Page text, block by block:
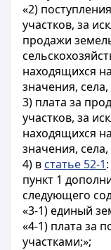
«2)
участков, за
продажи
находящихся
значения, села,
3) плата за
участков, за
находящихся
значения, села,
4) в статье 52-1:
пункт 1
следующего
«3-1) единый
«4-1) плата за
участками;»;